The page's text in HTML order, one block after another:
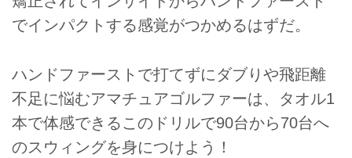
でインパクトする感覚がつかめるはずだ。
ハンドファーストで打てずにダブりや飛距離
不足に悩むアマチュアゴルファーは、タオル1
本で体感できるこのドリルで90台から70台へ
のスウィングを身につけよう！